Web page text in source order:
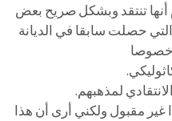
أنها تنتقد وبشكل صريح بعض
حصلت سابقا في الديانة
خصوصا
لمذهبهم.
غير مقبول ولكني أرى أن هذا